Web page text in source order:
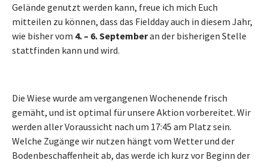
Gelände genutzt werden kann, freue ich mich Euch
mitteilen zu können, dass das Fieldday auch in diesem Jahr,
wie bisher vom 4. – 6. Septemberan der bisherigen Stelle
stattfinden kann und wird.
Die Wiese wurde am vergangenen Wochenende frisch
gemäht, und ist optimal für unsere Aktion vorbereitet. Wir
werden aller Voraussicht nach um 17:45 am Platz sein.
Welche Zugänge wir nutzen hängt vom Wetter und der
Bodenbeschaffenheit ab, das werde ich kurz vor Beginn der